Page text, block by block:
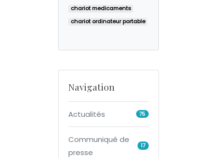
chariot medicaments
chariot ordinateur portable
Navigation
Actualités 75
Communiqué de
presse
17